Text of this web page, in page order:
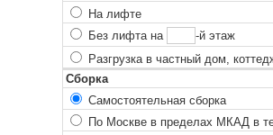
На лифте
Без лифта на
-й этаж
Разгрузка в частный дом,
Сборка
Самостоятельная сборка
По Москве в пределах МКАД в